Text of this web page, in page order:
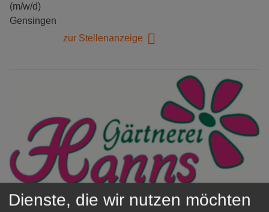
(m/w/d)
Gensingen
zur Stellenanzeige
Gärtnerei Hanns
Dienste, die wir nutzen möchten